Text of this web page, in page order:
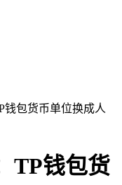
钱包货币单位换成人
TP钱包货